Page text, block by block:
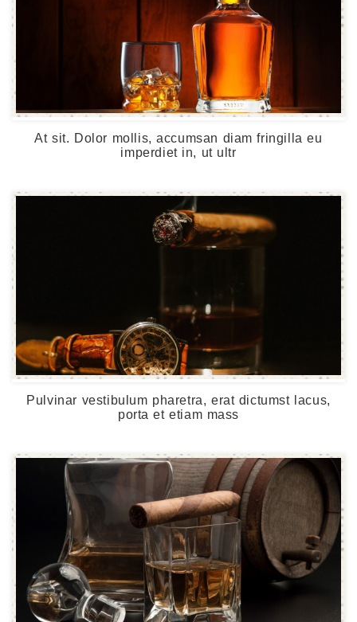
At sit. Dolor mollis, accumsan diam fringilla eu
imperdiet in, ut ultr
Pulvinar vestibulum pharetra, erat dictumst lacus,
porta et etiam mass